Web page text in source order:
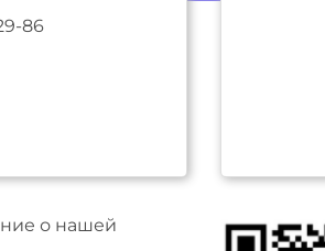
86
о нашей